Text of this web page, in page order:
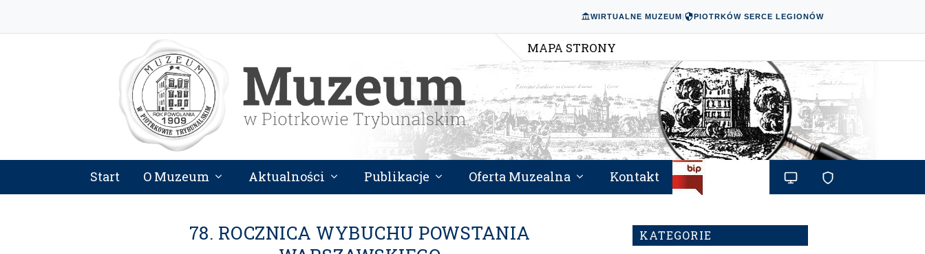
WIRTUALNE MUZEUM| PIOTRKÓW SERCE LEGIONÓW
MAPA STRONY
Start O Muzeum Aktualności Publikacje Oferta Muzealna Kontakt
78. ROCZNICA WYBUCHU POWSTANIA
KATEGORIE